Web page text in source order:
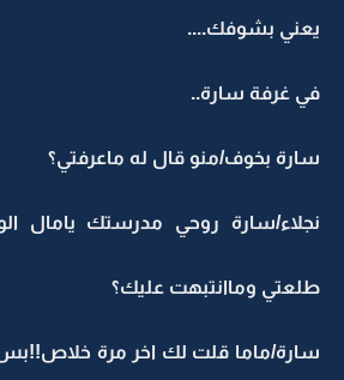
يعني بشوفك....
في غرفة سارة..
سارة بخوف/منو قال له ماعرفتي؟
نجلاء/سارة روحي مدرستك يامال
طلعتي وماانتبهت عليك؟
سارة/ماما قلت لك اخر مرة